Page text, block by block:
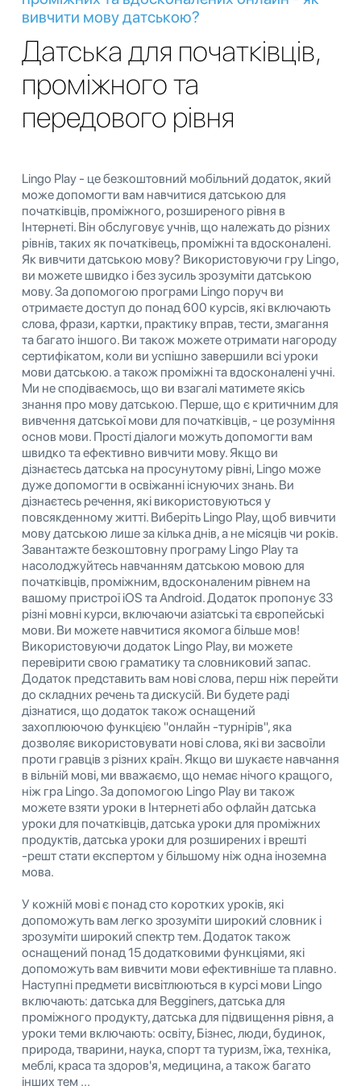
вивчити мову датською?
Датська для початківців,
проміжного та
передового рівня
Lingo Play - це безкоштовний мобільний додаток, який
може допомогти вам навчитися датською для
початківців, проміжного, розширеного рівня в
Інтернеті. Він обслуговує учнів, що належать до різних
рівнів, таких як початківець, проміжні та вдосконалені.
Як вивчити датською мову? Використовуючи гру Lingo,
ви можете швидко і без зусиль зрозуміти датською
мову. За допомогою програми Lingo поруч ви
отримаєте доступ до понад 600 курсів, які включають
слова, фрази, картки, практику вправ, тести, змагання
та багато іншого. Ви також можете отримати нагороду
сертифікатом, коли ви успішно завершили всі уроки
мови датською. а також проміжні та вдосконалені учні.
Ми не сподіваємось, що ви взагалі матимете якісь
знання про мову датською. Перше, що є критичним для
вивчення датської мови для початківців, - це розуміння
основ мови. Прості діалоги можуть допомогти вам
швидко та ефективно вивчити мову. Якщо ви
дізнаєтесь датська на просунутому рівні, Lingo може
дуже допомогти в освіжанні існуючих знань. Ви
дізнаєтесь речення, які використовуються у
повсякденному житті. Виберіть Lingo Play, щоб вивчити
мову датською лише за кілька днів, а не місяців чи років.
Завантажте безкоштовну програму Lingo Play та
насолоджуйтесь навчанням датською мовою для
початківців, проміжним, вдосконаленим рівнем на
вашому пристрої iOS та Android. Додаток пропонує 33
різні мовні курси, включаючи азіатські та європейські
мови. Ви можете навчитися якомога більше мов!
Використовуючи додаток Lingo Play, ви можете
перевірити свою граматику та словниковий запас.
Додаток представить вам нові слова, перш ніж перейти
до складних речень та дискусій. Ви будете раді
дізнатися, що додаток також оснащений
захоплюючою функцією "онлайн -турнірів", яка
дозволяє використовувати нові слова, які ви засвоїли
проти гравців з різних країн. Якщо ви шукаєте навчання
в вільній мові, ми вважаємо, що немає нічого кращого,
ніж гра Lingo. За допомогою Lingo Play ви також
можете взяти уроки в Інтернеті або офлайн датська
уроки для початківців, датська уроки для проміжних
продуктів, датська уроки для розширених і врешті
-решт стати експертом у більшому ніж одна іноземна
мова.
У кожній мові є понад сто коротких уроків, які
допоможуть вам легко зрозуміти широкий словник і
зрозуміти широкий спектр тем. Додаток також
оснащений понад 15 додатковими функціями, які
допоможуть вам вивчити мови ефективніше та плавно.
Наступні предмети висвітлюються в курсі мови Lingo
включають: датська для Begginers, датська для
проміжного продукту, датська для підвищення рівня, а
уроки теми включають: освіту, Бізнес, люди, будинок,
природа, тварини, наука, спорт та туризм, їжа, техніка,
меблі, краса та здоров'я, медицина, а також багато
інших тем ...